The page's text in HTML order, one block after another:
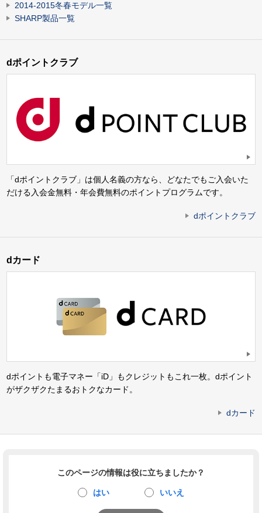
2014-2015冬春モデル一覧
SHARP製品一覧
dポイントクラブ
「dポイントクラブ」は個人名義の方なら、どなたでもご入会いた
だける入会金無料・年会費無料のポイントプログラムです。
dポイントクラブ
dカード
dポイントも電子マネー「iD」もクレジットもこれ一枚。dポイント
がザクザクたまるおトクなカード。
dカード
このページの情報は役に立ちましたか？
はい いいえ